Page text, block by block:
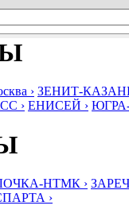
› ЗЕНИТ-
› ЕНИСЕЙ ›
НТМК ›
›